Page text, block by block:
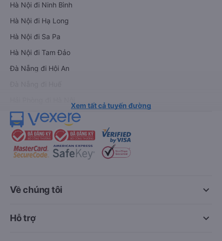
Hà Nội đi Ninh Bình
Hà Nội đi Hạ Long
Hà Nội đi Sa Pa
Hà Nội đi Tam Đảo
Đà Nẵng đi Hội An
Xem tất cả tuyến đường
keyboard_arrow_down
Về chúng tôi
keyboard_arrow_down
Hỗ trợ